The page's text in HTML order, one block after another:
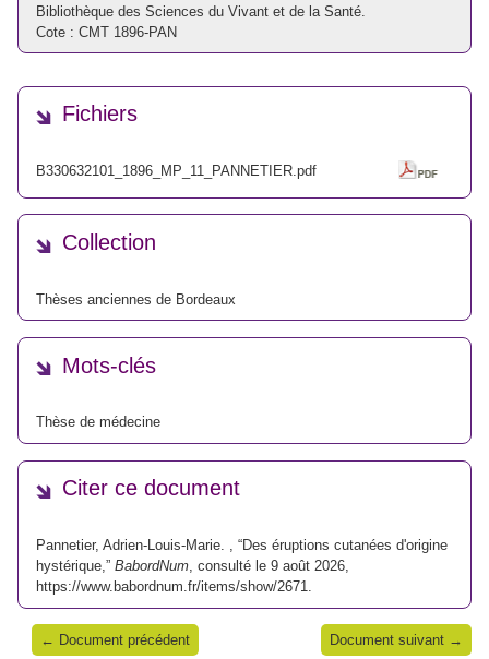
Bibliothèque des Sciences du Vivant et de la Santé.
Cote : CMT 1896-PAN
Fichiers
B330632101_1896_MP_11_PANNETIER.pdf
Collection
Thèses anciennes de Bordeaux
Mots-clés
Thèse de médecine
Citer ce document
Pannetier, Adrien-Louis-Marie. , “Des éruptions cutanées d'origine
hystérique,” BabordNum , consulté le 9 août 2026,
https://www.babordnum.fr/items/show/2671
← Document précédent Document suivant →